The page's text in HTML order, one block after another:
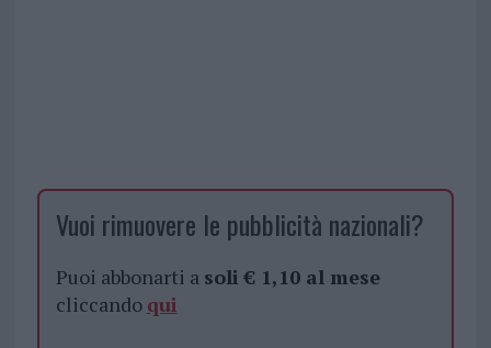
Vuoi rimuovere le pubblicità nazionali?
Puoi abbonarti a soli € 1,10 al mese
cliccando qui